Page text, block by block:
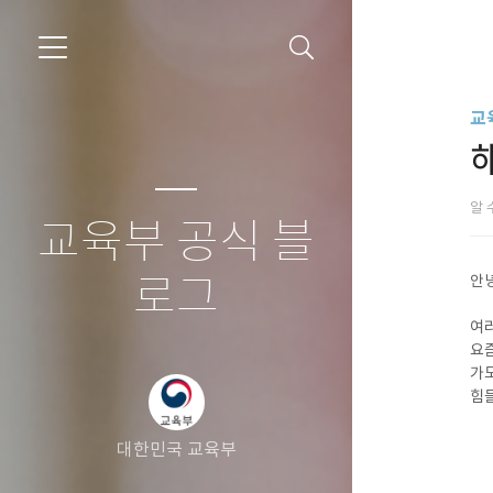
교육부 공식 블
로그
대한민국 교육부
교
알
안
여
요
가
힘